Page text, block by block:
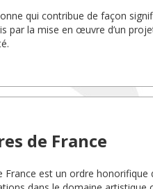
qui contribue de façon
par la mise en œuvre d’un
de France
France est un ordre honorifique